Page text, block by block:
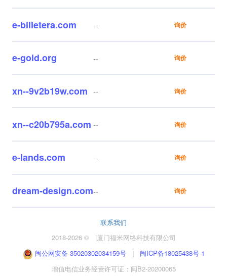
e-billetera.com -- 询价
e-gold.org -- 询价
xn--9v2b19w.com -- 询价
xn--c20b795a.com -- 询价
e-lands.com -- 询价
dream-design.com-- 询价
联系我们
2018-2026 ©
|厦门福米网络科技有限公司
闽公网安备 35020302034159号
|
闽ICP备18025438号-1
增值电信业务经营许可证：闽B2-20200065